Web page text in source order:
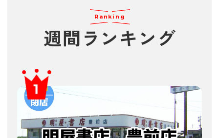
Ranking
週間 ランキング